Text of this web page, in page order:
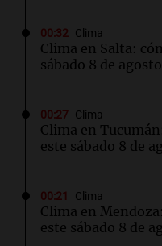
00:32 Clima
Clima en Salta:
sábado 8 de agosto
00:27 Clima
Clima en
este sábado 8 de
00:21 Clima
Clima en
este sábado 8 de